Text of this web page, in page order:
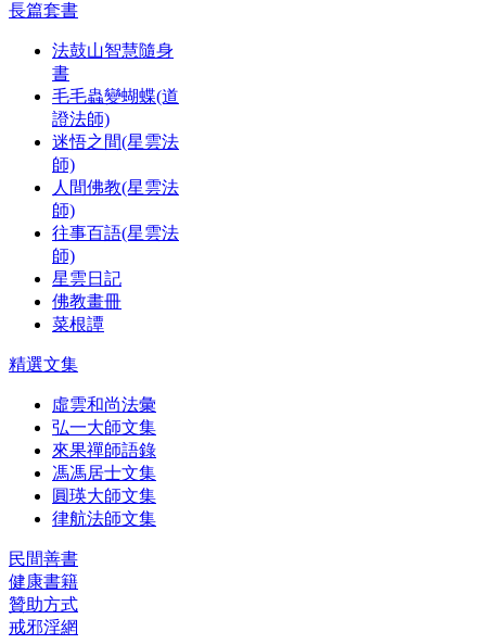
長篇套書
法鼓山智慧隨身
書
毛毛蟲變蝴蝶(道
證法師)
迷悟之間(星雲法
師)
人間佛教(星雲法
師)
往事百語(星雲法
師)
星雲日記
佛教畫冊
菜根譚
精選文集
虛雲和尚法彙
弘一大師文集
來果禪師語錄
馮馮居士文集
圓瑛大師文集
律航法師文集
民間善書
健康書籍
贊助方式
戒邪淫網